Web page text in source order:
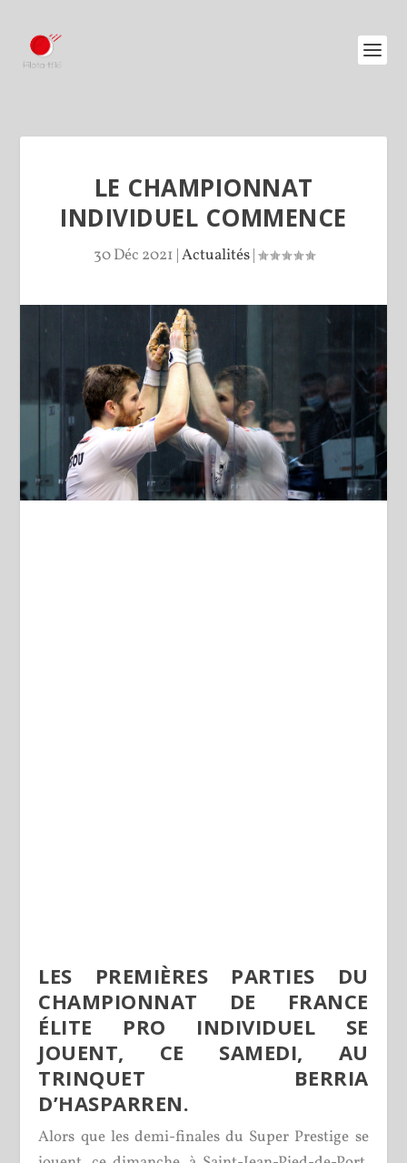
LE CHAMPIONNAT
INDIVIDUEL COMMENCE
30 Déc 2021 |Actualités|
LES PREMIÈRES PARTIES DU
CHAMPIONNAT DE FRANCE
ÉLITE PRO INDIVIDUEL SE
JOUENT, CE SAMEDI, AU
TRINQUET BERRIA
D’HASPARREN.
Alors que les demi-finales du Super Prestige se